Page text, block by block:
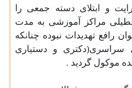
و ابتلای دسته جمعی را
مراکز آموزشی به مدت
رافع تهدیدات نبوده چنانکه
سراسری(دکتری و دستیاری
موکول گردید .